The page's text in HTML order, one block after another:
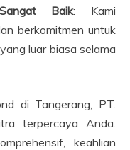
Baik: Kami
berkomitmen untuk
luar biasa selama
di Tangerang, PT.
terpercaya Anda.
keahlian